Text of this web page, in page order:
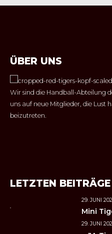
ÜBER UNS
Wir sind die Handball-Abteilung
uns auf neue Mitglieder, die Lust
beizutreten.
LETZTEN BEITRÄGE
29. JUNI
Mini
29. JUNI